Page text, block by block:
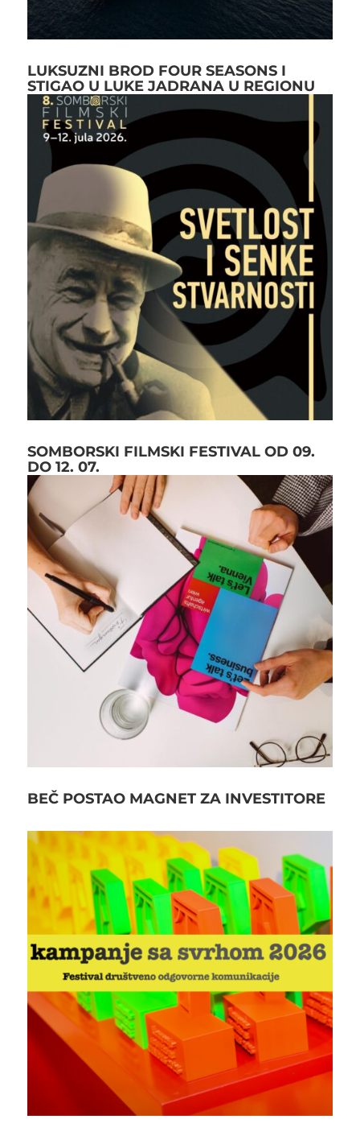
LUKSUZNI BROD FOUR SEASONS I
STIGAO U LUKE JADRANA U REGIONU
SOMBORSKI FILMSKI FESTIVAL OD 09.
DO 12. 07.
BEČ POSTAO MAGNET ZA INVESTITORE